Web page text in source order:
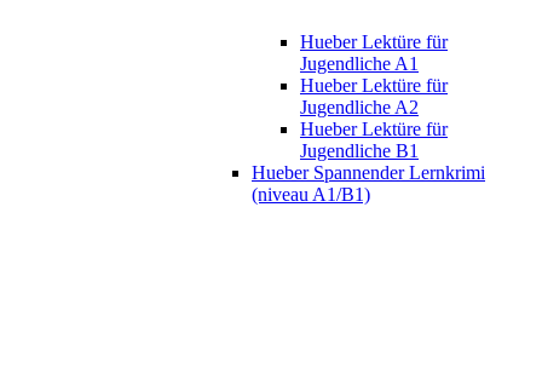
Hueber Lektüre für
Jugendliche A1
Hueber Lektüre für
Jugendliche A2
Hueber Lektüre für
Jugendliche B1
Hueber Spannender Lernkrimi
(niveau A1/B1)